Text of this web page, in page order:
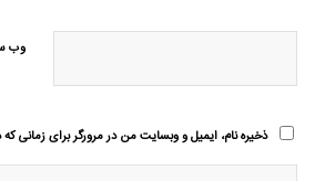
وب‌
ذخیره نام، ایمیل و وبسایت من در مرورگر برای زمانی